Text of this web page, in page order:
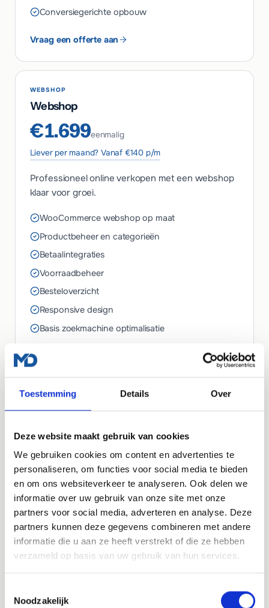
Toestemming Details Over
Deze website maakt gebruik van cookies
We gebruiken cookies om content en advertenties te
personaliseren, om functies voor social media te bieden
en om ons websiteverkeer te analyseren. Ook delen we
informatie over uw gebruik van onze site met onze
partners voor social media, adverteren en analyse. Deze
partners kunnen deze gegevens combineren met andere
informatie die u aan ze heeft verstrekt of die ze hebben
verzameld op basis van uw gebruik van hun services.
Noodzakelijk
Conversiegerichte opbouw
Vraag een offerte aan
WEBSHOP
Webshop
€1.699eenmalig
Liever per maand? Vanaf €140 p/m
Professioneel online verkopen met een webshop
klaar voor groei.
WooCommerce webshop op maat
Productbeheer en categorieën
Betaalintegraties
Voorraadbeheer
Besteloverzicht
Responsive design
Basis zoekmachine optimalisatie
Vraag een offerte aan
Managed WordPress Hosting
Heb je al een website, maar wil je dat die veilig,
snel en up-to-date blijft? Dan kun je ook los
kiezen voor onze managed WordPress hosting.
€35per maand, exclusief btw
Meer over hosting